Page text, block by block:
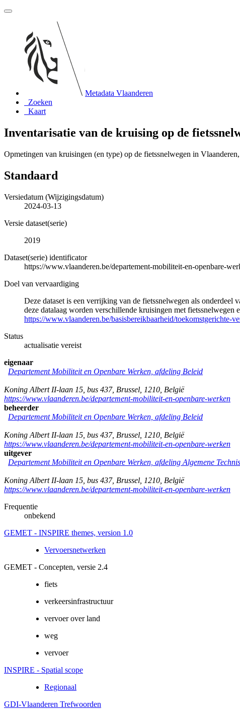
Metadata Vlaanderen
Zoeken
Kaart
Inventarisatie van de kruising op de
Opmetingen van kruisingen (en type) op de fietssnelwegen in
Standaard
Versiedatum (Wijzigingsdatum)
2024-03-13
Versie dataset(serie)
2019
Dataset(serie) identificator
https://www.vlaanderen.be/departement-mobiliteit-en-openbare-
Doel van vervaardiging
Deze dataset is een verrijking van de fietssnelwegen als
deze datalaag worden verschillende kruisingen met
https://www.vlaanderen.be/basisbereikbaarheid/toekomstgerichte-
Status
actualisatie vereist
eigenaar
Departement Mobiliteit en Openbare Werken, afdeling Beleid
Koning Albert II-laan 15, bus 437, Brussel 1210 België
https://www.vlaanderen.be/departement-mobiliteit-en-openbare-werken
beheerder
Departement Mobiliteit en Openbare Werken, afdeling Beleid
Koning Albert II-laan 15, bus 437, Brussel 1210 België
https://www.vlaanderen.be/departement-mobiliteit-en-openbare-werken
uitgever
Departement Mobiliteit en Openbare Werken, afdeling Algemene
Koning Albert II-laan 15, bus 437, Brussel 1210 België
https://www.vlaanderen.be/departement-mobiliteit-en-openbare-werken
Frequentie
onbekend
GEMET - INSPIRE themes, version 1.0
Vervoersnetwerken
GEMET - Concepten, versie 2.4
fiets
verkeersinfrastructuur
vervoer over land
weg
vervoer
INSPIRE - Spatial scope
Regionaal
GDI-Vlaanderen Trefwoorden